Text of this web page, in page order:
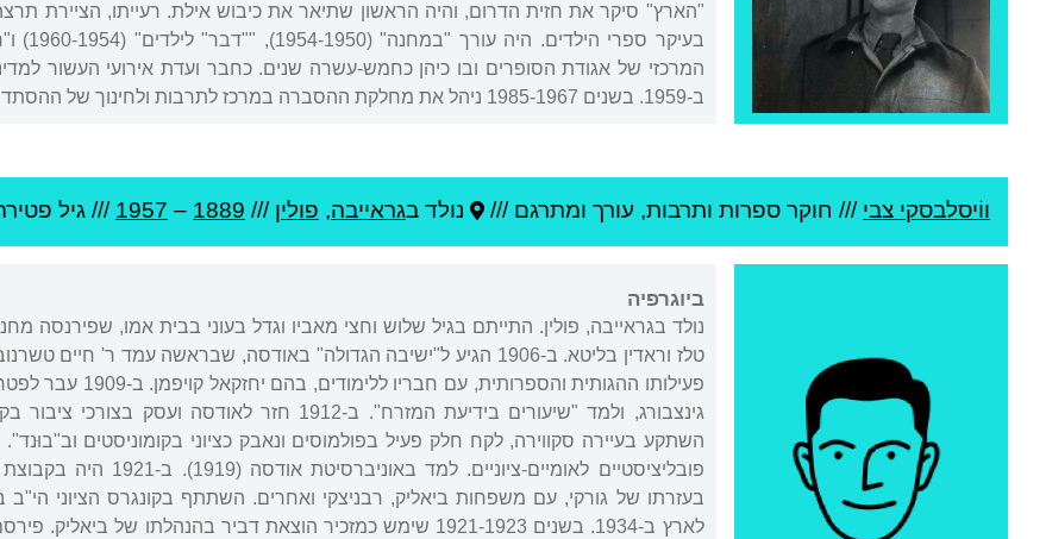
"הארץ" סיקר את חזית הדרום, והיה הראשון שתיאר את כיבוש אילת. רעייתו, הציירת
המרכזי של אגודת הסופרים ובו כיהן כחמש-עשרה שנים. כחבר ועדת אירועי העשור
ב-1959. בשנים 1985-1967 ניהל את מחלקת ההסברה במרכז לתרבות ולחינוך של ההסתדרות. כיהן כיו"ר הנהלת אקו"ם (1998-1973).
ווֹיסלבסקי צבי /// חוקר ספרות ותרבות, עורך ומתרגם /// נולד בגראייבה, פולין ///
1889
–
1957 /// גיל פטירה:
ביוגרפיה
נולד בגראייבה, פולין. התייתם בגיל שלוש וחצי מאביו וגדל בעוני בבית אמו,
טלז וראדין בליטא. ב-1906 הגיע ל"ישיבה הגדולה" באודסה, שבראשה עמד
פעילותו ההגותית
פובליציסטיים לאומיים-
לארץ ב-1934. בשנים 1921-1923 שימש כמזכיר הוצאת דביר בהנהלתו